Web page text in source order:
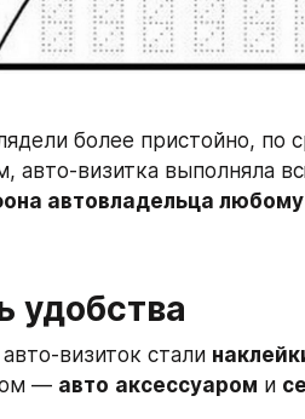
более пристойно, по
автовладельца
удобства
визиток стали
— авто аксессуаром и